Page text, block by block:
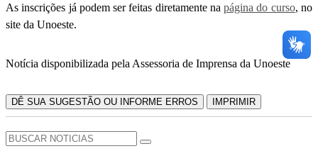
As inscrições já podem ser feitas diretamente napágina do curso, no
site da Unoeste.
Notícia disponibilizada pela Assessoria de Imprensa da Unoeste
DÊ SUA SUGESTÃO OU INFORME ERROS IMPRIMIR